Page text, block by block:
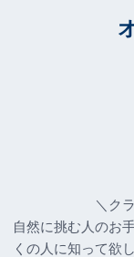
＼ク
自然に挑む人のお
くの人に知って欲